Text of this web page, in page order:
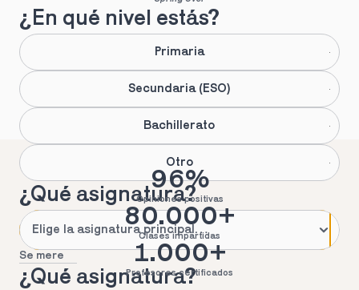
¿En qué nivel estás?
Primaria
Secundaria (ESO)
Bachillerato
Otro
¿Qué asignatura?
Se mere
¿Qué asignatura?
96%
Opiniones positivas
80.000+
Clases impartidas
1.000+
Profesores certificados